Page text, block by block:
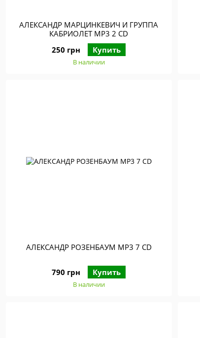
АЛЕКСАНДР МАРЦИНКЕВИЧ И ГРУППА
КАБРИОЛЕТ МР3 2 СD
250 грн
Купить
В наличии
АЛЕКСАНДР РОЗЕНБАУМ МР3 7 СD
790 грн Купить
В наличии